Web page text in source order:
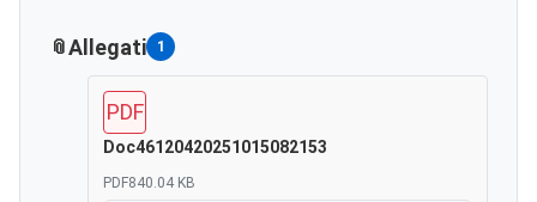
Allegati 1
PDF
Doc46120420251015082153
PDF840.04 KB